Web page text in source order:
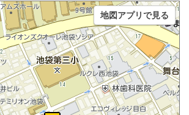
地図アプリで見る